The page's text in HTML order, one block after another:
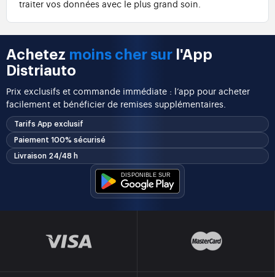
traiter vos données avec le plus grand soin.
Achetez moins cher sur l'App
Distriauto
Prix exclusifs et commande immédiate : l’app pour acheter
facilement et bénéficier de remises supplémentaires.
Tarifs App exclusif
Paiement 100% sécurisé
Livraison 24/48 h